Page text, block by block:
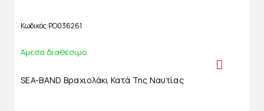
Κωδικός PO036261
Άμεσα διαθέσιμο
SEA-BAND Βραχιολάκι Κατά Της Ναυτίας